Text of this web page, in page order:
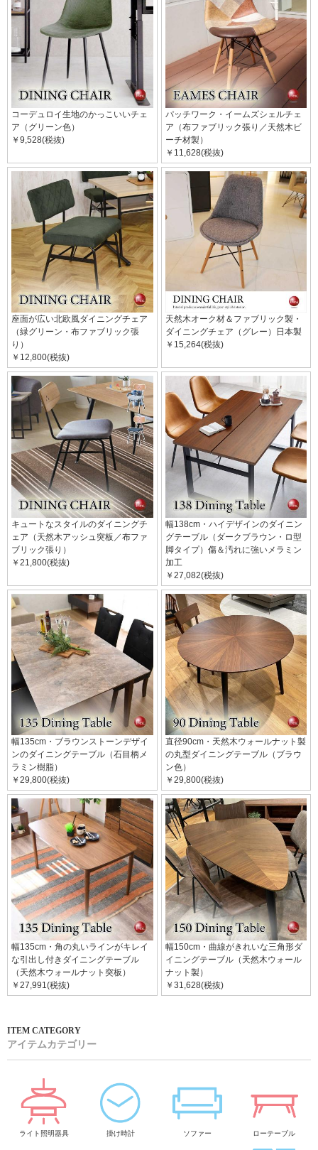
コーデュロイ生地のかっこいいチェ
ア（グリーン色）
￥9,528(税抜)
パッチワーク・イームズシェルチェ
ア（布ファブリック張り／天然木ビ
ーチ材製）
￥11,628(税抜)
座面が広い北欧風ダイニングチェア
（緑グリーン・布ファブリック張
り）
￥12,800(税抜)
天然木オーク材＆ファブリック製・
ダイニングチェア（グレー）日本製
￥15,264(税抜)
キュートなスタイルのダイニングチ
ェア（天然木アッシュ突板／布ファ
ブリック張り）
￥21,800(税抜)
幅138cm・ハイデザインのダイニン
グテーブル（ダークブラウン・ロ型
脚タイプ）傷＆汚れに強いメラミン
加工
￥27,082(税抜)
幅135cm・ブラウンストーンデザイ
ンのダイニングテーブル（石目柄メ
ラミン樹脂）
￥29,800(税抜)
直径90cm・天然木ウォールナット製
の丸型ダイニングテーブル（ブラウ
ン色）
￥29,800(税抜)
幅135cm・角の丸いラインがキレイ
な引出し付きダイニングテーブル
（天然木ウォールナット突板）
￥27,991(税抜)
幅150cm・曲線がきれいな三角形ダ
イニングテーブル（天然木ウォール
ナット製）
￥31,628(税抜)
アイテムカテゴリー
ライト照明器具 掛け時計 ソファー ローテーブル